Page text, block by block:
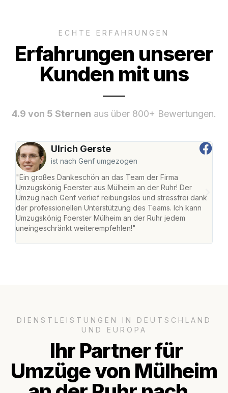
ECHTE ERFAHRUNGEN
Erfahrungen unserer
Kunden mit uns
4.9 von 5 Sternen aus über 800+ Bewertungen.
Ulrich Gerste
ist nach Genf umgezogen
"Ein großes Dankeschön an das Team der Firma
Umzugskönig Foerster aus Mülheim an der Ruhr! Der
Umzug nach Genf verlief reibungslos und stressfrei dank
der professionellen Unterstützung des Teams. Ich kann
Umzugskönig Foerster Mülheim an der Ruhr jedem
uneingeschränkt weiterempfehlen!"
DIENSTLEISTUNGEN IN DEUTSCHLAND
UND EUROPA
Ihr Partner für
Umzüge von Mülheim